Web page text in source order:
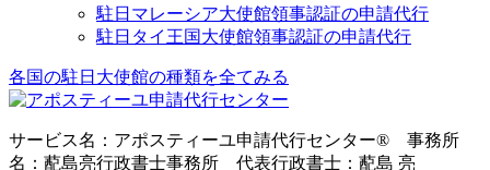
駐日マレーシア大使館領事認証の申請代行
駐日タイ王国大使館領事認証の申請代行
各国の駐日大使館の種類を全てみる
サービス名：アポスティーユ申請代行センター® 事務所
名：蓜島亮行政書士事務所 代表行政書士：蓜島 亮